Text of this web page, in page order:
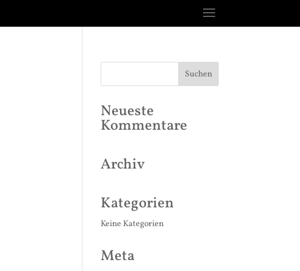
Neueste
Kommentare
Archiv
Kategorien
Keine Kategorien
Meta